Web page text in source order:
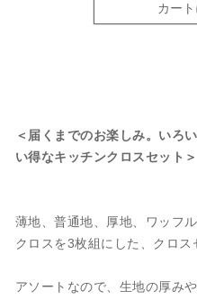
カー
＜届くまでのお楽しみ。いろ
い得なキッチンクロスセット＞
薄地、普通地、厚地、ワッフ
クロスを3枚組にした、クロス
アソートなので、生地の厚み